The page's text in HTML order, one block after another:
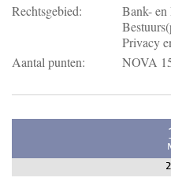
Rechtsgebied:
Bank- en
Privacy
Aantal punten:
NOVA